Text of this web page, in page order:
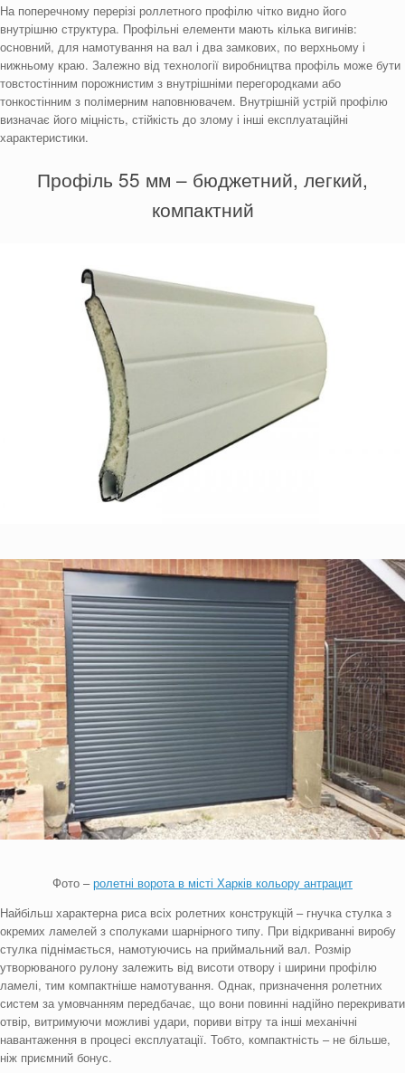
На поперечному перерізі роллетного профілю чітко видно його
внутрішню структура. Профільні елементи мають кілька вигинів:
основний, для намотування на вал і два замкових, по верхньому і
нижньому краю. Залежно від технології виробництва профіль може бути
товстостінним порожнистим з внутрішніми перегородками або
тонкостінним з полімерним наповнювачем. Внутрішній устрій профілю
визначає його міцність, стійкість до злому і інші експлуатаційні
характеристики.
Профіль 55 мм – бюджетний, легкий,
компактний
Фото –ролетні ворота в місті Харків кольору антрацит
Найбільш характерна риса всіх ролетних конструкцій – гнучка стулка з
окремих ламелей з сполуками шарнірного типу. При відкриванні виробу
стулка піднімається, намотуючись на приймальний вал. Розмір
утворюваного рулону залежить від висоти отвору і ширини профілю
ламелі, тим компактніше намотування. Однак, призначення ролетних
систем за умовчанням передбачає, що вони повинні надійно перекривати
отвір, витримуючи можливі удари, пориви вітру та інші механічні
навантаження в процесі експлуатації. Тобто, компактність – не більше,
ніж приємний бонус.